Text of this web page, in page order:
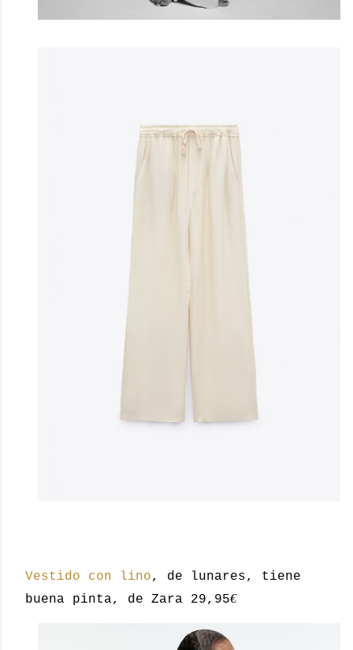
Vestido con lino, de lunares, tiene
buena pinta, de Zara 29,95€